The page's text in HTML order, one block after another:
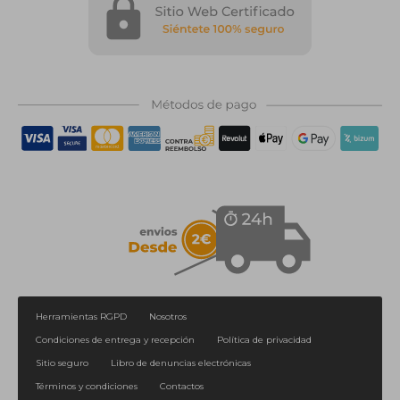
Herramientas RGPD
Nosotros
Condiciones de entrega y recepción
Política de privacidad
Sitio seguro
Libro de denuncias electrónicas
Términos y condiciones
Contactos